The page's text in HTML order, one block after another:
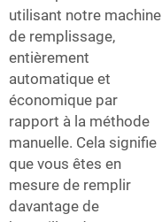
utilisant notre machine
de remplissage,
entièrement
automatique et
économique par
rapport à la méthode
manuelle. Cela signifie
que vous êtes en
mesure de remplir
davantage de